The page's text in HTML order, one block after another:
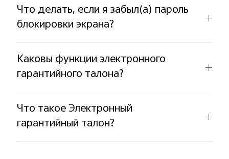
Что делать, если я забыл(а) пароль
блокировки экрана?
Каковы функции электронного
гарантийного талона?
Что такое Электронный
гарантийный талон?